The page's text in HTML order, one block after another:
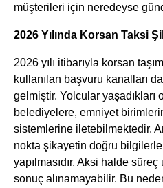
müşterileri için neredeyse
2026 Yılında Korsan Taksi
2026 yılı itibarıyla korsan
kullanılan başvuru kanalları
gelmiştir. Yolcular
belediyelere, emniyet
sistemlerine iletebilmektedir.
nokta şikayetin doğru
yapılmasıdır. Aksi halde
sonuç alınamayabilir. Bu